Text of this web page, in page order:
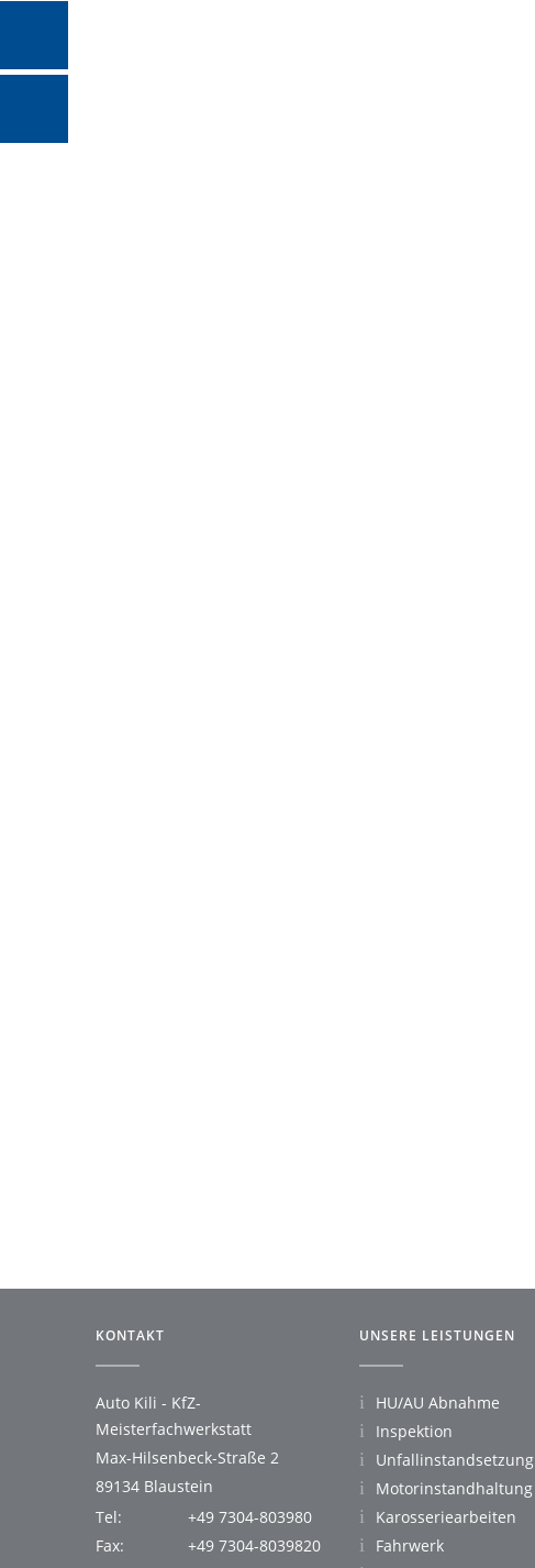
KONTAKT
Auto Kili - KfZ-
Meisterfachwerkstatt
Max-Hilsenbeck-Straße 2
89134 Blaustein
Tel:
+49 7304-803980
Fax:
+49 7304-8039820
UNSERE LEISTUNGEN
HU/AU Abnahme
Inspektion
Unfallinstandsetzung
Motorinstandhaltung
Karosseriearbeiten
Fahrwerk